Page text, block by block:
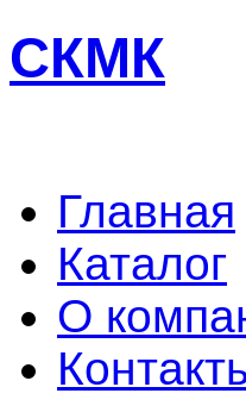
СКМК
Главная
Каталог
О